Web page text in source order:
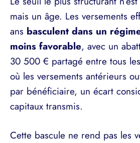
mais un âge. Les versements
ans basculent dans un
moins favorable, avec un
30 500 € partagé entre tous
où les versements antérieurs
par bénéficiaire, un écart
capitaux transmis.
Cette bascule ne rend pas les